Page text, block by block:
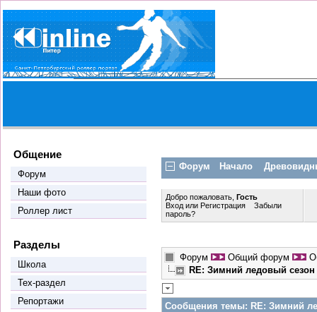
Общение
Форум
Наши фото
Роллер лист
Разделы
Школа
Тех-раздел
Репортажи
Форум Начало
Добро пожаловать,Гость
Входили Регистрация
Забыли
пароль?
Форум Общий форум
RE: Зимний ледовый сезон
Сообщения темы: RE: Зимний